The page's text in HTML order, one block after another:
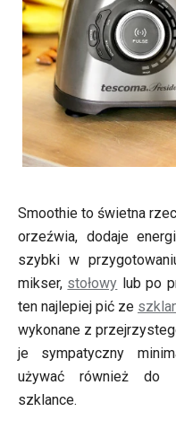
Smoothie to świetna
orzeźwia, dodaje
szybki w
mikser, stołowy lub po
ten najlepiej pić ze
wykonane z
je sympatyczny
używać również do
szklance.